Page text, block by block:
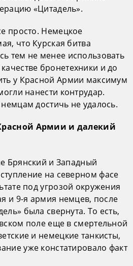
«Цитадель».
просто. Немецкое
что Курская битва
тем не менее использовать
бронетехники и до
у Красной Армии максимум
нанести контрудар.
достичь не удалось.
Армии и далекий
Брянский и Западный
на северном фасе
под угрозой окружения
и 9-я армия немцев, после
была свернута. То есть,
поле еще в смертельной
и немецкие танкисты,
уже констатировало факт